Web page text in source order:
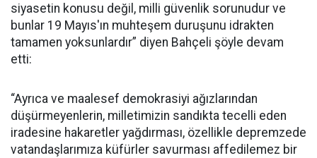
siyasetin konusu değil, milli güvenlik sorunudur ve
bunlar 19 Mayıs'ın muhteşem duruşunu idrakten
tamamen yoksunlardır” diyen Bahçeli şöyle devam
etti:
“Ayrıca ve maalesef demokrasiyi ağızlarından
düşürmeyenlerin, milletimizin sandıkta tecelli eden
iradesine hakaretler yağdırması, özellikle depremzede
vatandaşlarımıza küfürler savurması affedilemez bir